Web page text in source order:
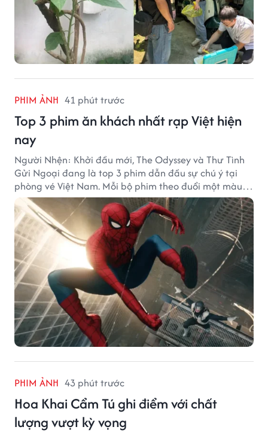
PHIM ẢNH 41 phút trước
Top 3 phim ăn khách nhất rạp Việt hiện
nay
Người Nhện: Khởi đầu mới, The Odyssey và Thư Tình
Gửi Ngoại đang là top 3 phim dẫn đầu sự chú ý tại
phòng vé Việt Nam. Mỗi bộ phim theo đuổi một màu
sắc khác nhau nhưng đều ghi nhận những thành tích
doanh thu đáng chú ý.
PHIM ẢNH 43 phút trước
Hoa Khai Cẩm Tú ghi điểm với chất
lượng vượt kỳ vọng